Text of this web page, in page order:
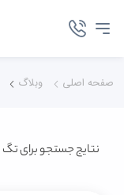
صفحه اصلی وبلاگ
نتایج جستجو برای تگ